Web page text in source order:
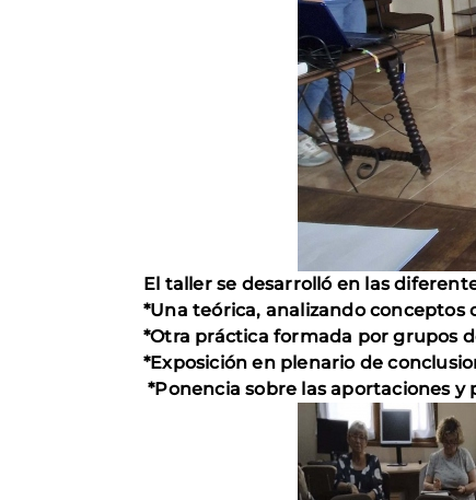
El taller se desarrolló en las
*Una teórica, analizando conceptos
*Otra práctica formada por grupos
*Exposición en plenario de
*Ponencia sobre las aportaciones